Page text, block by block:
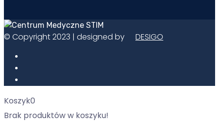
© Copyright 2023 | designed by DESIGO
Koszyk0
Brak produktów w koszyku!